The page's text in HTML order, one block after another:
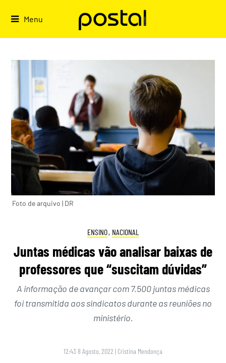
Menu
Foto de arquivo | DR
ENSINO, NACIONAL
Juntas médicas vão analisar baixas de
professores que “suscitam dúvidas”
A informação de avançar com 7.500 juntas médicas
foi transmitida aos sindicatos durante as reuniões no
ministério.
12:43 8 Agosto, 2022 | Cristina Mendonça